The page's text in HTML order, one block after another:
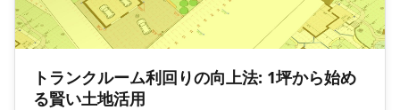
トランクルーム利回りの向上法: 1坪から始め
る賢い土地活用